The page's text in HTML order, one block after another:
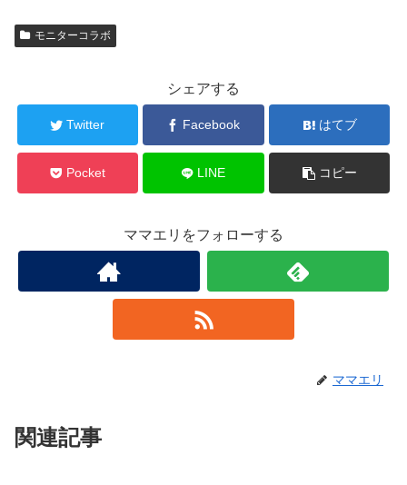
モニターコラボ
シェアする
Twitter Facebook はてブ
Pocket LINE コピー
ママエリをフォローする
ママエリ
関連記事